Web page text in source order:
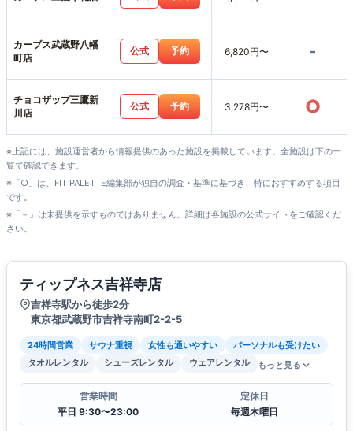
カーブス武蔵野八幡
町店
公式 予約 6,820円〜 -
チョコザップ三鷹新
川店
公式 予約 3,278円〜 ○
※上記には、施設運営者から情報提供のあった施設を掲載しています。全施設は下の一
覧で確認できます。
※「○」は、FIT PALETTE編集部が独自の調査・基準に基づき、特におすすめする項目
です。
※「－」は未提供を示すものではありません。詳細は各施設の公式サイトをご確認くだ
さい。
ティップネス吉祥寺店
吉祥寺駅から徒歩2分
東京都武蔵野市吉祥寺南町2-2-5
24時間営業 サウナ重視 女性も通いやすい
パーソナルも受けたい
タオルレンタル
シューズレンタル ウェアレンタル もっと見る
営業時間
平日 9:30〜23:00
定休日
毎週木曜日